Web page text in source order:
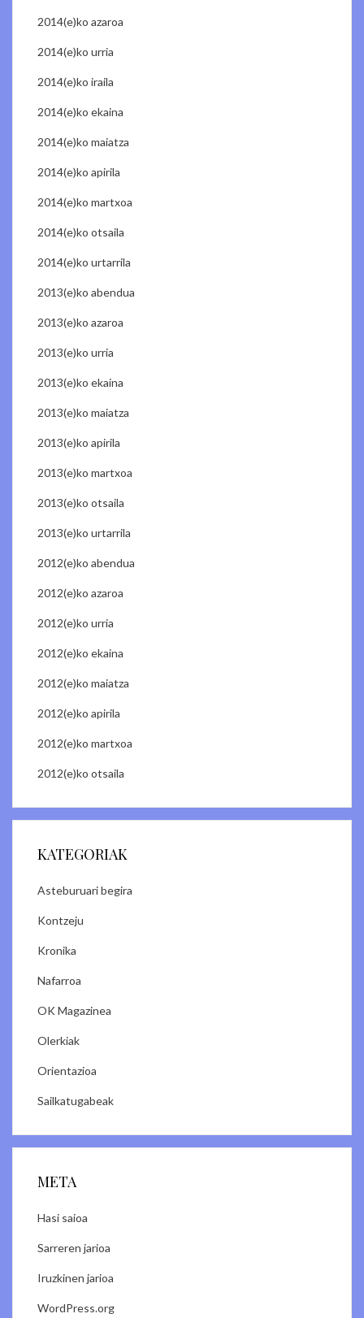
2014(e)ko azaroa
2014(e)ko urria
2014(e)ko iraila
2014(e)ko ekaina
2014(e)ko maiatza
2014(e)ko apirila
2014(e)ko martxoa
2014(e)ko otsaila
2014(e)ko urtarrila
2013(e)ko abendua
2013(e)ko azaroa
2013(e)ko urria
2013(e)ko ekaina
2013(e)ko maiatza
2013(e)ko apirila
2013(e)ko martxoa
2013(e)ko otsaila
2013(e)ko urtarrila
2012(e)ko abendua
2012(e)ko azaroa
2012(e)ko urria
2012(e)ko ekaina
2012(e)ko maiatza
2012(e)ko apirila
2012(e)ko martxoa
2012(e)ko otsaila
KATEGORIAK
Asteburuari begira
Kontzeju
Kronika
Nafarroa
OK Magazinea
Olerkiak
Orientazioa
Sailkatugabeak
META
Hasi saioa
Sarreren jarioa
Iruzkinen jarioa
WordPress.org